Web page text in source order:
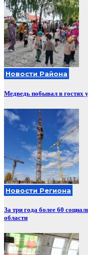
Новости Района
Медведь побывал в гостях
Новости Региона
За три года более 60
области